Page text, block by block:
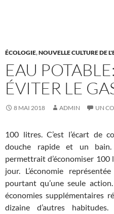
ÉCOLOGIE,NOUVELLE CULTURE DE
EAU
ÉVITER LE
8 MAI 2018 ADMIN UN
100 litres. C’est l’écart de
douche rapide et un
permettrait d’économiser 100
jour. L’économie
pourtant qu’une seule
économies supplémentaires
dizaine d’autres